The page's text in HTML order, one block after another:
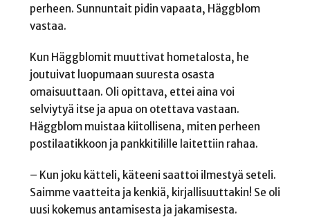
perheen. Sunnuntait pidin vapaata, Häggblom
vastaa.
Kun Häggblomit muuttivat hometalosta, he
joutuivat luopumaan suuresta osasta
omaisuuttaan. Oli opittava, ettei aina voi
selviytyä itse ja apua on otettava vastaan.
Häggblom muistaa kiitollisena, miten perheen
postilaatikkoon ja pankkitilille laitettiin rahaa.
– Kun joku kätteli, käteeni saattoi ilmestyä seteli.
Saimme vaatteita ja kenkiä, kirjallisuuttakin! Se oli
uusi kokemus antamisesta ja jakamisesta.